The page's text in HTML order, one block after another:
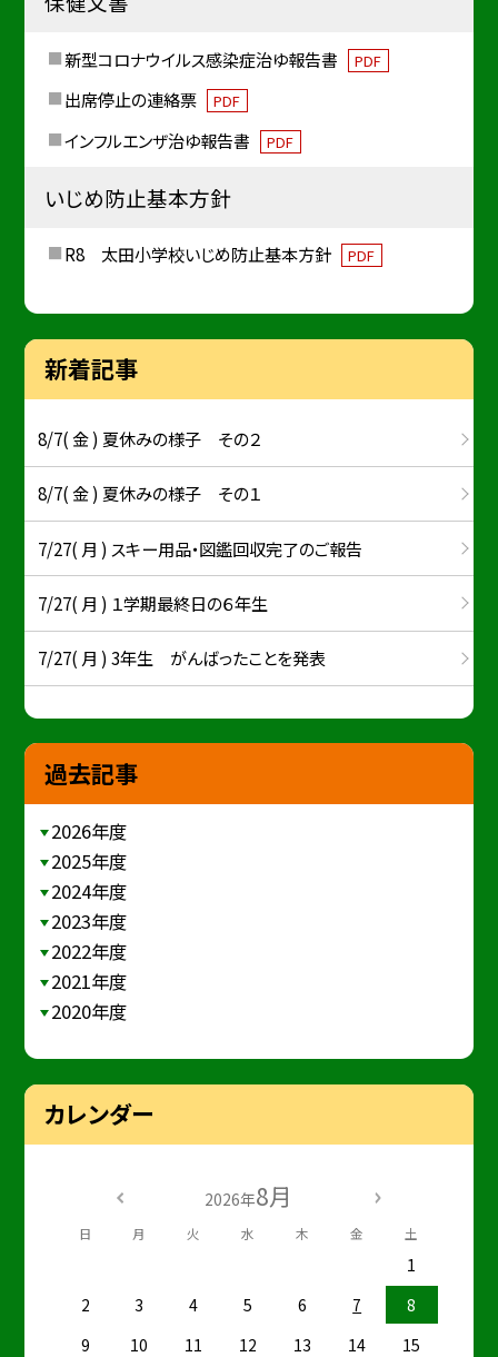
新型コロナウイルス感染症治ゆ報告書 PDF
出席停止の連絡票 PDF
インフルエンザ治ゆ報告書 PDF
いじめ防止基本方針
R8 太田小学校いじめ防止基本方針 PDF
新着記事
8/7( 金 ) 夏休みの様子 その２
8/7( 金 ) 夏休みの様子 その１
7/27( 月 ) スキー用品・図鑑回収完了のご報告
7/27( 月 ) １学期最終日の６年生
7/27( 月 ) 3年生 がんばったことを発表
過去記事
2026年度
2025年度
2024年度
2023年度
2022年度
2021年度
2020年度
カレンダー
2026年8月
日 月 火 水 木 金 土
1
2
3 4 5 6 7
8
9
10 11 12 13 14
15